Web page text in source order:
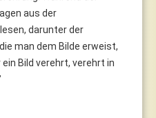
aus der
darunter der
man dem Bilde erweist,
Bild verehrt, verehrt in